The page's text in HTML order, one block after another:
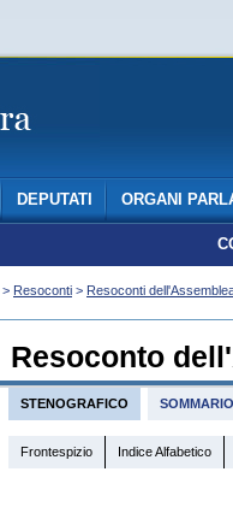
DEPUTATI ORGANI
> Resoconti > Resoconti
Resoconto
STENOGRAFICO SOMMARIO
Frontespizio Indice Alfabetico